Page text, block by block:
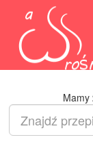
Mamy